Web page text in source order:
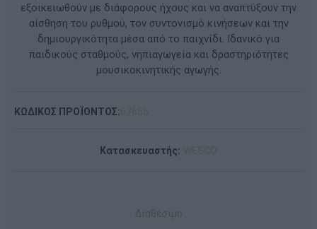
εξοικειωθούν με διάφορους ήχους και να αναπτύξουν την
αίσθηση του ρυθμού, τον συντονισμό κινήσεων και την
δημιουργικότητα μέσα από το παιχνίδι. Ιδανικό για
παιδικούς σταθμούς, νηπιαγωγεία και δραστηριότητες
μουσικοκινητικής αγωγής.
ΚΩΔΙΚΟΣ ΠΡΟΪΟΝΤΟΣ:67655
Κατασκευαστής: WESCO
Διαθέσιμο